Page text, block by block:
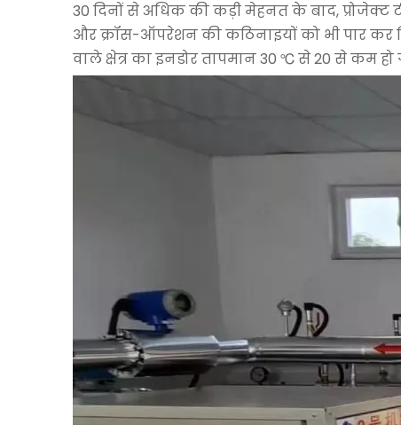
30 दिनों से अधिक की कड़ी मेहनत के बाद, प्रोजेक्ट
और क्रॉस-ऑपरेशन की कठिनाइयों को भी पार कर
वाले क्षेत्र का इनडोर तापमान 30 ℃ से 20 से कम हो